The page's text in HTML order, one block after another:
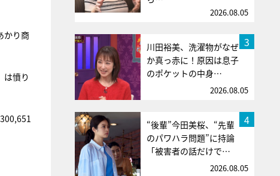
かり商
は憤り
2026.08.05
3
川田裕美、洗濯物がなぜ
か真っ赤に！原因は息子
のポケットの中身…
2026.08.05
4
“後輩”今田美桜、“先輩
のパワハラ問題”に持論
「被害者の話だけで…
2026.08.05